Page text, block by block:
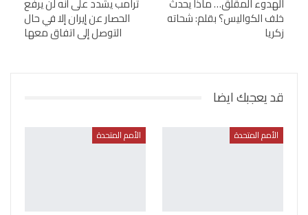
خلف الكواليس؟ بقلم: شحاته
زكريا
الحصار عن إيران إلا في حال
التوصل إلى اتفاق معها
قد يعجبك ايضا
الأمم المتحدة الأمم المتحدة